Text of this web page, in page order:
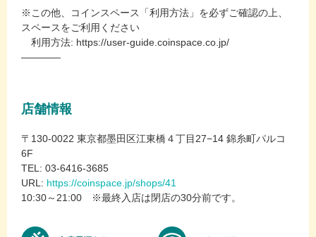
※この他、コインスペース「利用方法」を必ずご確認の上、
スペースをご利用ください
利用方法: https://user-guide.coinspace.co.jp/
――――
店舗情報
〒130-0022 東京都墨田区江東橋４丁目27−14 錦糸町パルコ
6F
TEL: 03-6416-3685
URL: https://coinspace.jp/shops/41
10:30～21:00 ※最終入店は閉店の30分前です。